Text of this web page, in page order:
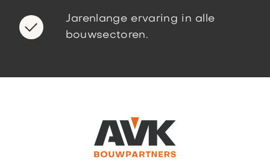
Jarenlange ervaring in alle
bouwsectoren.